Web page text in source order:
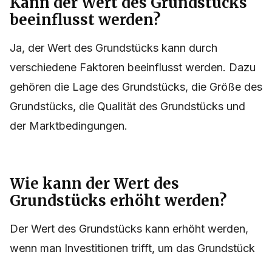
beeinflusst werden?
Ja, der Wert des Grundstücks kann durch
verschiedene Faktoren beeinflusst werden. Dazu
gehören die Lage des Grundstücks, die Größe des
Grundstücks, die Qualität des Grundstücks und
der Marktbedingungen.
Wie kann der Wert des
Grundstücks erhöht werden?
Der Wert des Grundstücks kann erhöht werden,
wenn man Investitionen trifft, um das Grundstück